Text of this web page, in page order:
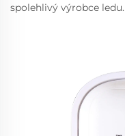
spolehlivý výrobce ledu.